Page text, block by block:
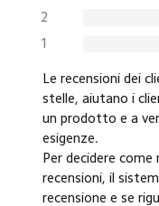
2
1
Le recensioni dei
stelle, aiutano i
un prodotto e a
esigenze.
Per decidere
recensioni, il
recensione e se